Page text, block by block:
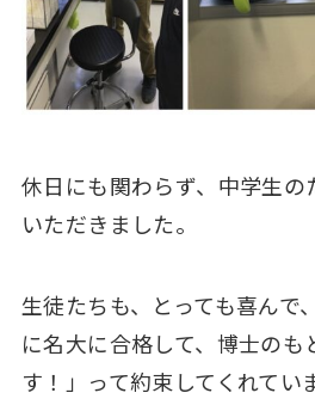
休日にも関わらず、中学生の
いただきました。
生徒たちも、とっても喜んで
に名大に合格して、博士のも
す！」って約束してくれてい